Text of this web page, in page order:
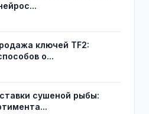
ключей TF2:
о...
сушеной рыбы: